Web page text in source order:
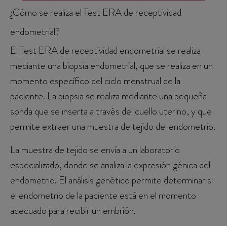
¿Cómo se realiza el Test ERA de receptividad
endometrial?
El Test ERA de receptividad endometrial se realiza
mediante una biopsia endometrial, que se realiza en un
momento específico del ciclo menstrual de la
paciente. La biopsia se realiza mediante una pequeña
sonda que se inserta a través del cuello uterino, y que
permite extraer una muestra de tejido del endometrio.
La muestra de tejido se envía a un laboratorio
especializado, donde se analiza la expresión génica del
endometrio. El análisis genético permite determinar si
el endometrio de la paciente está en el momento
adecuado para recibir un embrión.